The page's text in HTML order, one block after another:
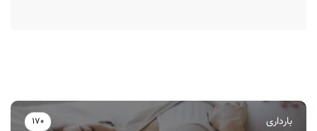
بارداری 170